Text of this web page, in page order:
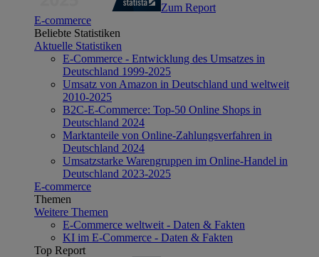
Zum Report
E-commerce
Beliebte Statistiken
Aktuelle Statistiken
E-Commerce - Entwicklung des Umsatzes in
Deutschland 1999-2025
Umsatz von Amazon in Deutschland und weltweit
2010-2025
B2C-E-Commerce: Top-50 Online Shops in
Deutschland 2024
Marktanteile von Online-Zahlungsverfahren in
Deutschland 2024
Umsatzstarke Warengruppen im Online-Handel in
Deutschland 2023-2025
E-commerce
Themen
Weitere Themen
E-Commerce weltweit - Daten & Fakten
KI im E-Commerce - Daten & Fakten
Top Report